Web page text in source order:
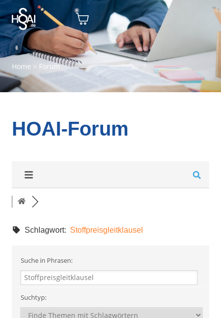
Home > Forum
HOAI-Forum
Schlagwort: Stoffpreisgleitklausel
Suche in Phrasen:
Suchtyp: